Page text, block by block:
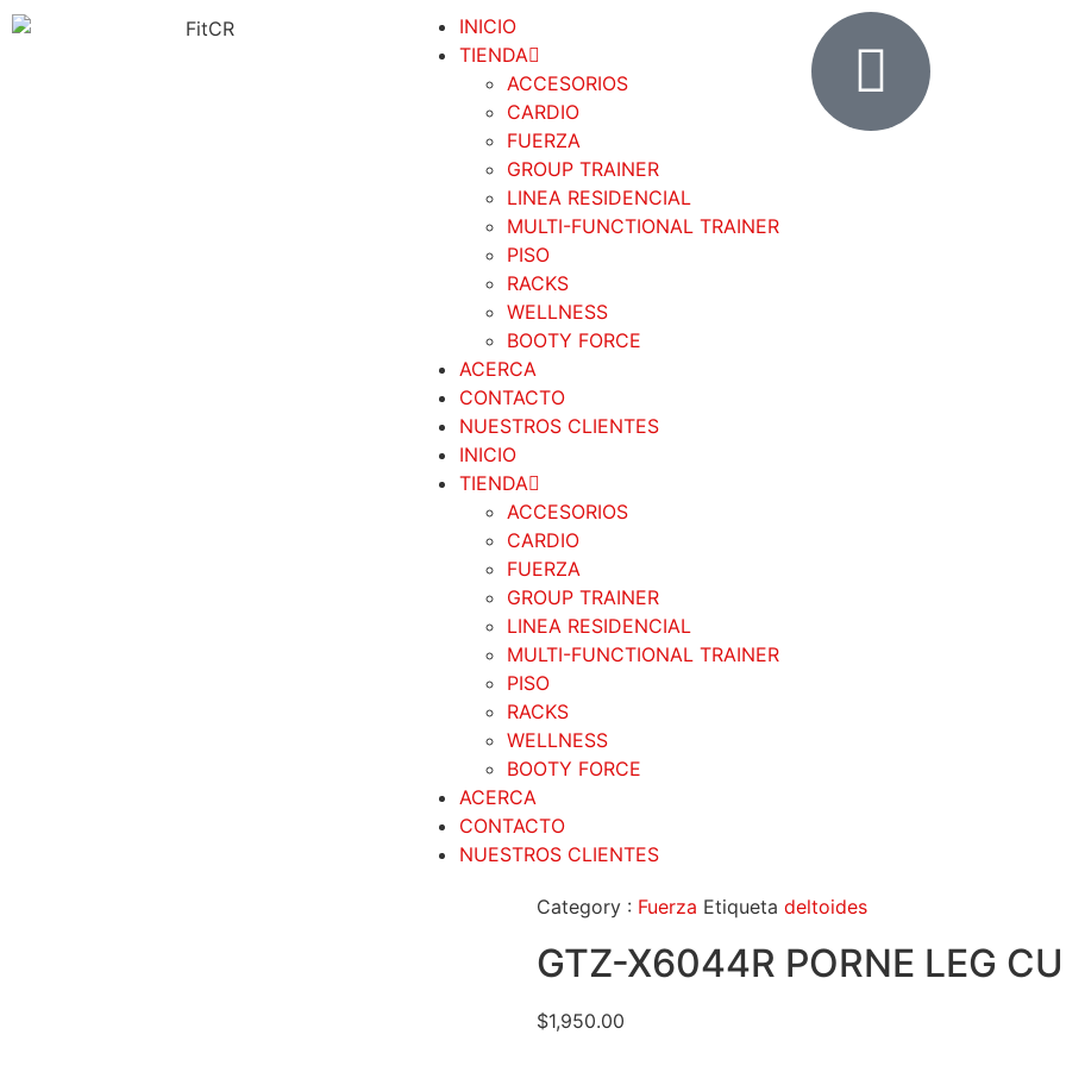
INICIO
TIENDA
ACCESORIOS
CARDIO
FUERZA
GROUP TRAINER
LINEA RESIDENCIAL
MULTI-FUNCTIONAL TRAINER
PISO
RACKS
WELLNESS
BOOTY FORCE
ACERCA
CONTACTO
NUESTROS CLIENTES
INICIO
TIENDA
ACCESORIOS
CARDIO
FUERZA
GROUP TRAINER
LINEA RESIDENCIAL
MULTI-FUNCTIONAL TRAINER
PISO
RACKS
WELLNESS
BOOTY FORCE
ACERCA
CONTACTO
NUESTROS CLIENTES
Category : Fuerza Etiqueta deltoides
GTZ-X6044R PORNE LEG
$1,950.00